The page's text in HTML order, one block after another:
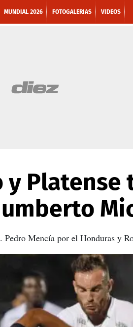
MUNDIAL 2026 FOTOGALERIAS VIDEOS
y Platense
Mencía por el Honduras y